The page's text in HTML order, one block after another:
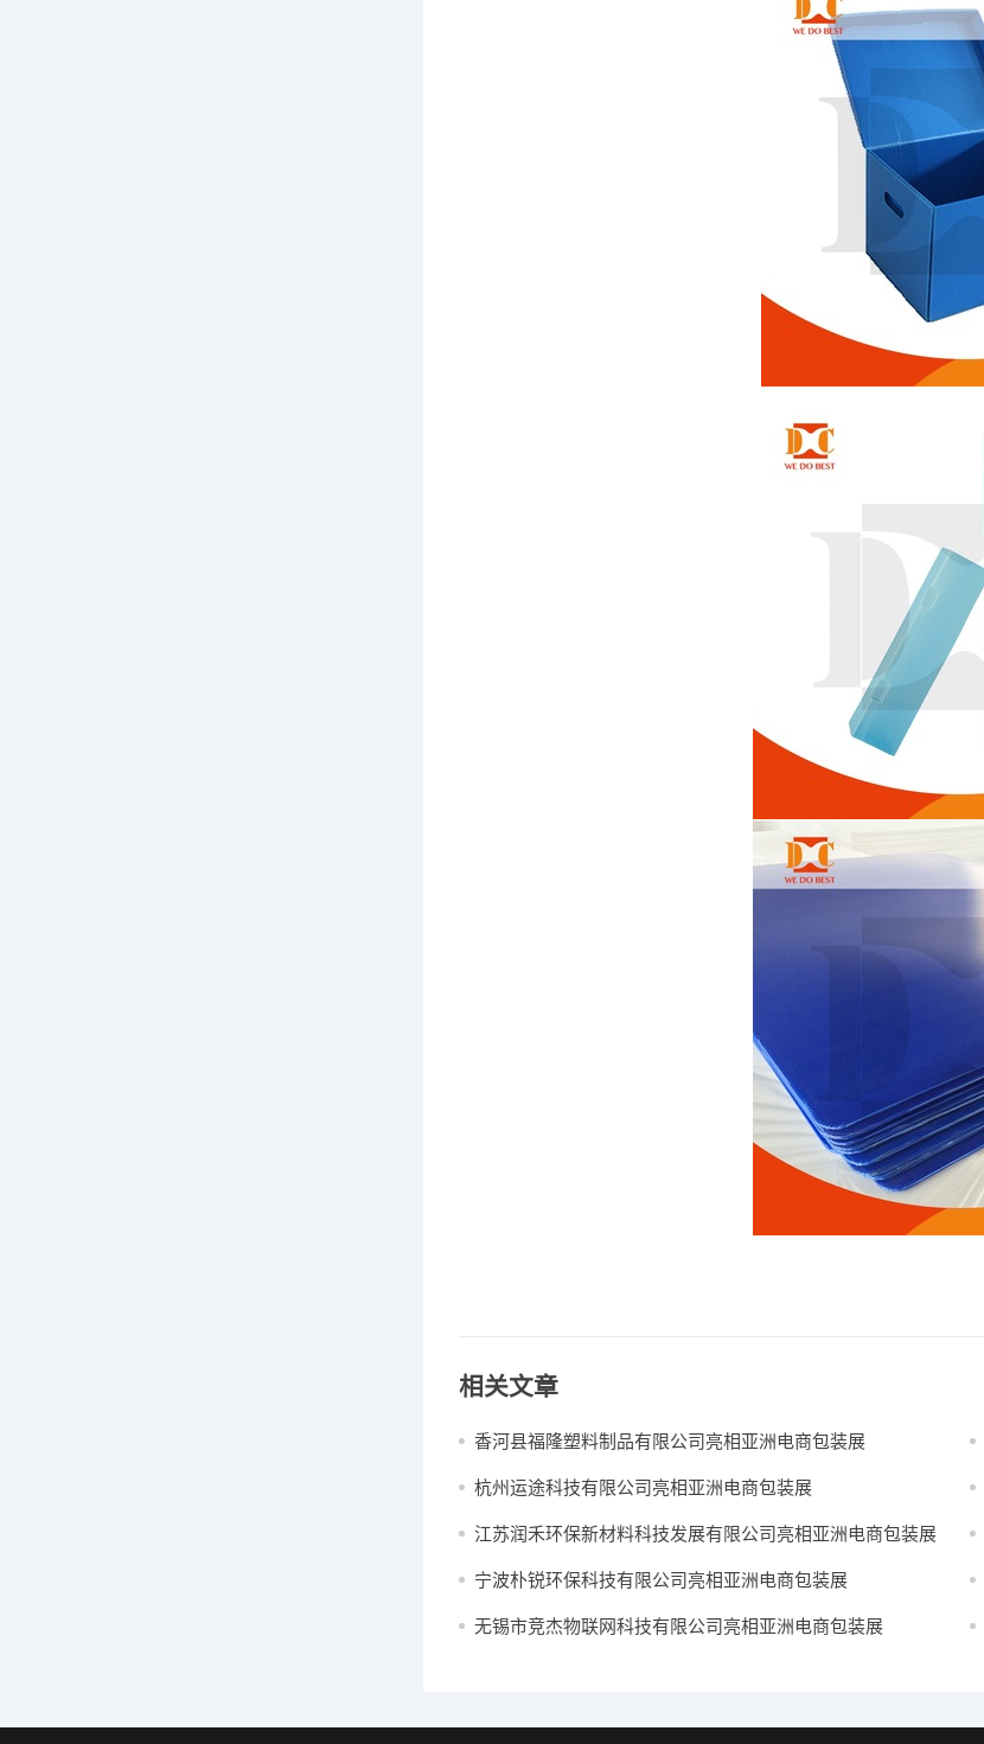
相关文章
香河县福隆塑料制品有限公司亮相亚洲电商包装展
杭州运途科技有限公司亮相亚洲电商包装展
江苏润禾环保新材料科技发展有限公司亮相亚洲电商包装展
宁波朴锐环保科技有限公司亮相亚洲电商包装展
无锡市竞杰物联网科技有限公司亮相亚洲电商包装展